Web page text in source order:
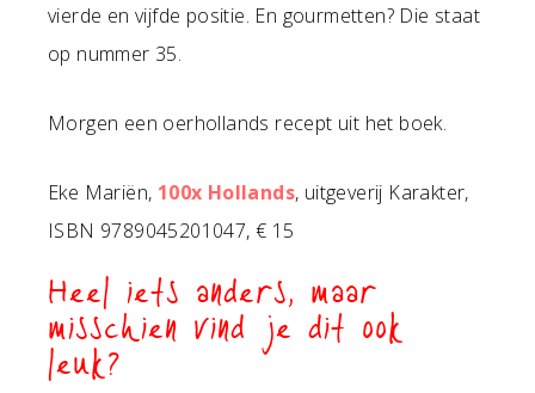
vierde en vijfde positie. En gourmetten? Die staat
op nummer 35.
Morgen een oerhollands recept uit het boek.
Eke Mariën, 100x Hollands, uitgeverij Karakter,
ISBN 9789045201047, € 15
Heel iets anders, maar
misschien vind je dit ook
leuk?